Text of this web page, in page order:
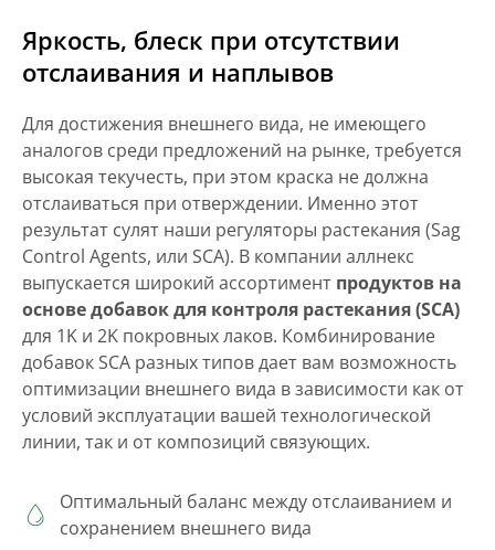
Яркость, блеск при отсутствии
отслаивания и наплывов
Для достижения внешнего вида, не имеющего
аналогов среди предложений на рынке, требуется
высокая текучесть, при этом краска не должна
отслаиваться при отверждении. Именно этот
результат сулят наши регуляторы растекания (Sag
Control Agents, или SCA). В компании аллнекс
выпускается широкий ассортимент продуктов на
основе добавок для контроля растекания (SCA)
для 1K и 2K покровных лаков. Комбинирование
добавок SCA разных типов дает вам возможность
оптимизации внешнего вида в зависимости как от
условий эксплуатации вашей технологической
линии, так и от композиций связующих.
Оптимальный баланс между отслаиванием и
сохранением внешнего вида